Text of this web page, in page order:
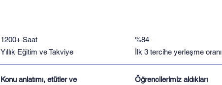
1200+ Saat
Yıllık Eğitim ve Takviye
Konu anlatımı, etütler ve
%84
İlk 3 tercihe yerleşme oranı
Öğrencilerimiz aldıkları